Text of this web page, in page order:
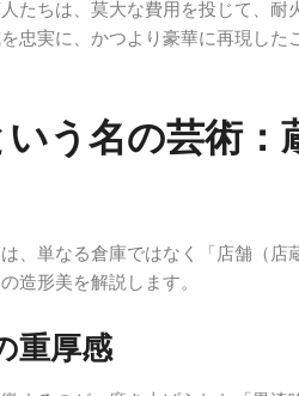
たちは、莫大な費用を投じて、
忠実に、かつより豪華に再現し
う名の芸術
、単なる倉庫ではなく「店舗（
造形美を解説します。
重厚感